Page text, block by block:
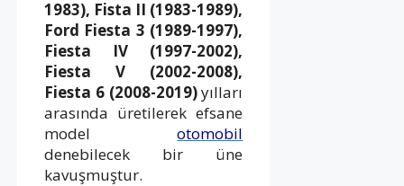
1983), Fista II (1983-1989),
Ford Fiesta 3 (1989-1997),
Fiesta IV (1997-2002),
Fiesta V (2002-2008),
Fiesta 6 (2008-2019)yılları
arasında üretilerek efsane
modelotomobil
denebilecek bir üne
kavuşmuştur.